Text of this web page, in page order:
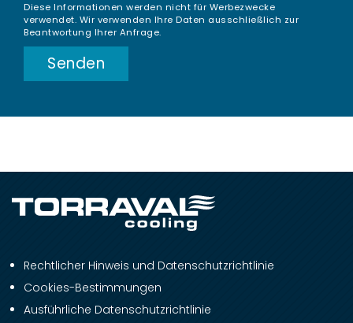
Diese Informationen werden nicht für Werbezwecke
verwendet. Wir verwenden Ihre Daten ausschließlich zur
Beantwortung Ihrer Anfrage.
Rechtlicher Hinweis und Datenschutzrichtlinie
Cookies-Bestimmungen
Ausführliche Datenschutzrichtlinie